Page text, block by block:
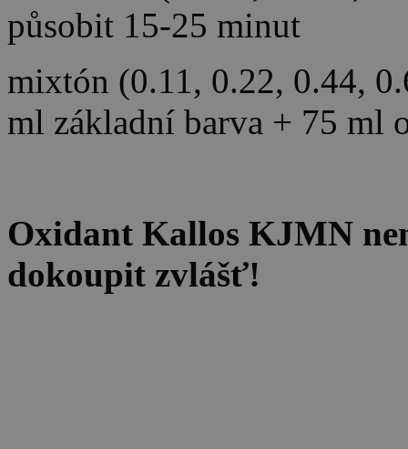
působit 15-25 minut
mixtón (0.11, 0.22, 0.44,
ml základní barva + 75 ml
Oxidant Kallos KJMN
dokoupit zvlášť!